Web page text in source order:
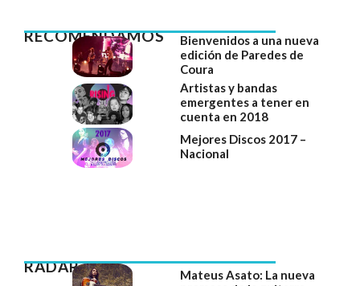
RECOMENDAMOS
Bienvenidos a una nueva
edición de Paredes de
Coura
Artistas y bandas
emergentes a tener en
cuenta en 2018
Mejores Discos 2017 –
Nacional
RADAR
Mateus Asato: La nueva